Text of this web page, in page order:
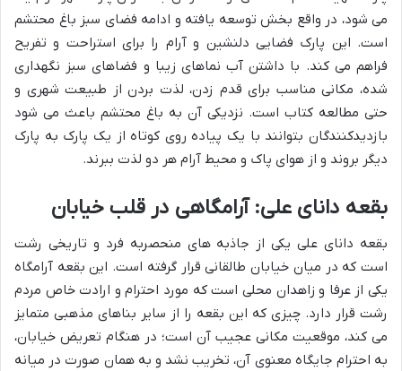
می شود، در واقع بخش توسعه یافته و ادامه فضای سبز باغ محتشم
است. این پارک فضایی دلنشین و آرام را برای استراحت و تفریح
فراهم می کند. با داشتن آب نماهای زیبا و فضاهای سبز نگهداری
شده، مکانی مناسب برای قدم زدن، لذت بردن از طبیعت شهری و
حتی مطالعه کتاب است. نزدیکی آن به باغ محتشم باعث می شود
بازدیدکنندگان بتوانند با یک پیاده روی کوتاه از یک پارک به پارک
دیگر بروند و از هوای پاک و محیط آرام هر دو لذت ببرند.
بقعه دانای علی: آرامگاهی در قلب خیابان
بقعه دانای علی یکی از جاذبه های منحصربه فرد و تاریخی رشت
است که در میان خیابان طالقانی قرار گرفته است. این بقعه آرامگاه
یکی از عرفا و زاهدان محلی است که مورد احترام و ارادت خاص مردم
رشت قرار دارد. چیزی که این بقعه را از سایر بناهای مذهبی متمایز
می کند، موقعیت مکانی عجیب آن است؛ در هنگام تعریض خیابان،
به احترام جایگاه معنوی آن، تخریب نشد و به همان صورت در میانه